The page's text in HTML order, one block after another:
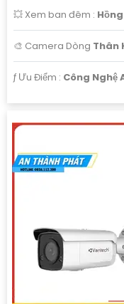
💥 Xem ban đêm :
🎨 Camera Dòng Thân
️ƒ Ưu Điểm : Công Nghệ